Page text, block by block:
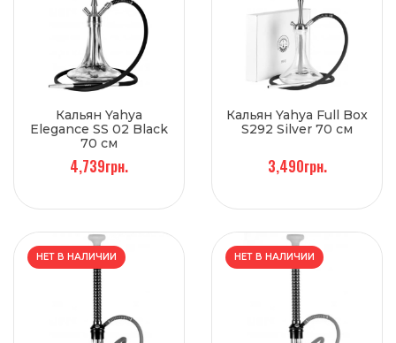
Кальян Yahya
Elegance SS 02 Black
70 см
4,739грн.
Кальян Yahya Full Box
S292 Silver 70 см
3,490грн.
НЕТ В НАЛИЧИИ НЕТ В НАЛИЧИИ